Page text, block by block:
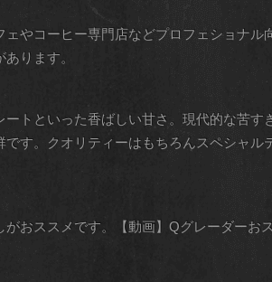
やコーヒー専門店などプロフェショナ
ります。
トといった香ばしい甘さ。現代的な苦
です。クオリティーはもちろんスペシャ
おススメです。【動画】Qグレーダーお